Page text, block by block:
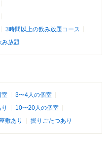
3時間以上の飲み放題コース
み放題
室
3〜4人の個室
10〜20人の個室
座敷あり 掘りごたつあり